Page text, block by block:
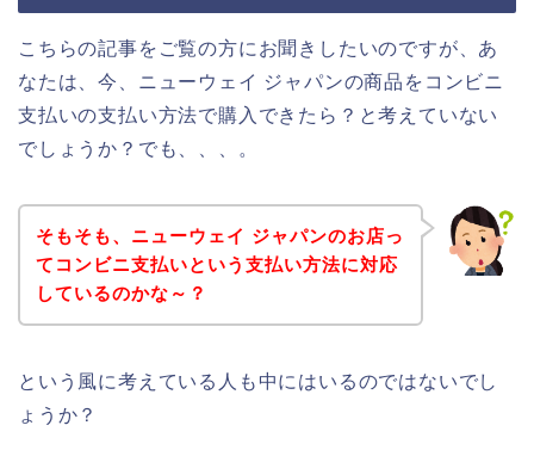
こちらの記事をご覧の方にお聞きしたいのですが、あ
なたは、今、ニューウェイ ジャパンの商品をコンビニ
支払いの支払い方法で購入できたら？と考えていない
でしょうか？でも、、、。
そもそも、ニューウェイ ジャパンのお店っ
てコンビニ支払いという支払い方法に対応
しているのかな～？
という風に考えている人も中にはいるのではないでし
ょうか？